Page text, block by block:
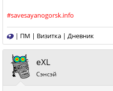
#savesayanogorsk.info
| ПМ | Визитка | Дневник
eXL
Сэнсэй